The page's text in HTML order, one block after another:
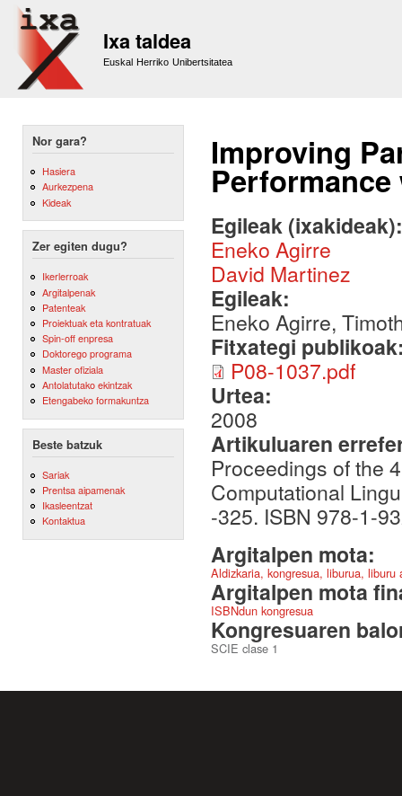
Ixa taldea
Euskal Herriko Unibertsitatea
Nor gara?
Hasiera
Aurkezpena
Kideak
Zer egiten dugu?
Ikerlerroak
Argitalpenak
Patenteak
Proiektuak eta kontratuak
Spin-off enpresa
Doktorego programa
Master ofiziala
Antolatutako ekintzak
Etengabeko formakuntza
Beste batzuk
Sariak
Prentsa aipamenak
Ikasleentzat
Kontaktua
Improving
Egileak
Eneko Agirre
David Martinez
Egileak:
Eneko Agirre,
Fitxategi
P08-1037.pdf
Urtea:
2008
Artikuluaren
Proceedings of the
Computational
-325. ISBN 978-1-
Argitalpen mota:
Aldizkaria, kongresua, liburua,
Argitalpen mota
ISBNdun kongresua
Kongresuaren
SCIE clase 1